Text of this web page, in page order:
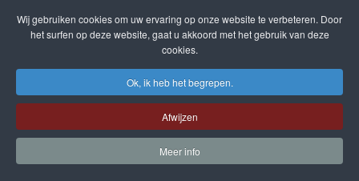
Wij gebruiken cookies om uw ervaring op onze website te verbeteren. Door
het surfen op deze website, gaat u akkoord met het gebruik van deze
cookies.
Ok, ik heb het begrepen.
Afwijzen
Meer info